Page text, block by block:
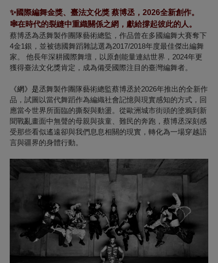
✨國際編舞金獎、臺法文化獎 蔡博丞，2026全新創作。
🕸️在時代的裂縫中重織關係之網，獻給撐起彼此的人。
蔡博丞為丞舞製作團隊藝術總監，作品曾在多國編舞大賽奪下
4金1銀，並被德國舞蹈雜誌選為2017/2018年度最佳傑出編舞
家。 他長年深耕國際舞壇，以原創能量連結世界，2024年更
獲得臺法文化獎肯定，成為備受國際注目的臺灣編舞者。
《網》是丞舞製作團隊藝術總監蔡博丞於2026年推出的全新作
品，試圖以當代舞蹈作為編織社會記憶與現實感知的方式，回
應當今世界所面臨的撕裂與動盪。從歐洲城市街頭的塗鴉到新
聞戰亂畫面中無聲的母親與孩童、難民的奔跑，蔡博丞深刻感
受那些看似遙遠卻與我們息息相關的現實，轉化為一場穿越語
言與疆界的身體行動。